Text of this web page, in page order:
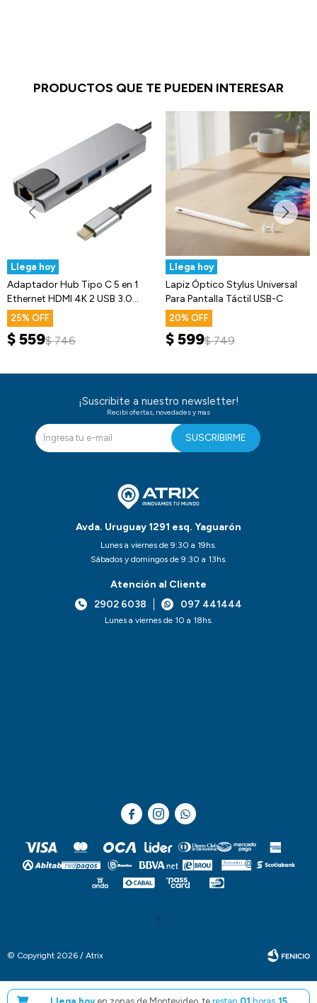
PRODUCTOS QUE TE PUEDEN INTERESAR
Llega hoy
Adaptador Hub Tipo C 5 en 1
Ethernet HDMI 4K 2 USB 3.0
Mac
25
$559$ 746
Llega hoy
Lapiz Óptico Stylus Universal
Para Pantalla Táctil USB-C
20
$599$ 749
Avda. Uruguay 1291 esq. Yaguarón
Lunes a viernes de 9:30 a 19hs.
Sábados y domingos de 9:30 a 13hs.
Atención al Cliente
2902 6038
097 441444
Lunes a viernes de 10 a 18hs.
¡Suscribite a nuestro newsletter!
Recibi ofertas, novedades y mas
SUSCRIBIRME
  
© Copyright 2026 / Atrix